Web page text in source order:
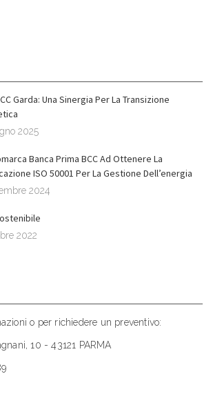
Garda: Una Sinergia Per La Transizione
2025
Banca Prima BCC Ad Ottenere La
ISO 50001 Per La Gestione Dell’energia
2024
2022
o per richiedere un preventivo:
10 - 43121 PARMA